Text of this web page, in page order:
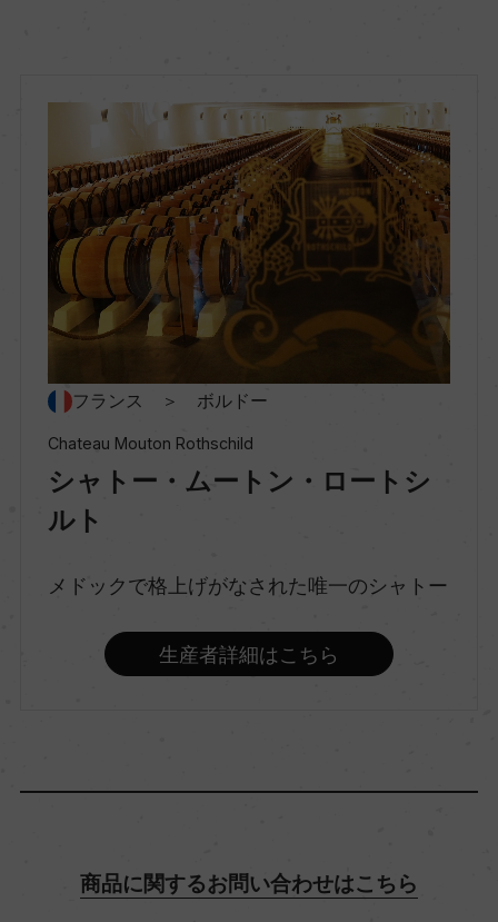
種類
スティルワイン
味わい
辛口
ソーヴィニヨン・ブラン/セミヨン/ミュスカデル
フランス ＞ ボルドー
Chateau Mouton Rothschild
シャトー・ムートン・ロートシ
ルト
メドックで格上げがなされた唯一のシャトー
生産者詳細はこちら
商品に関するお問い合わせはこちら